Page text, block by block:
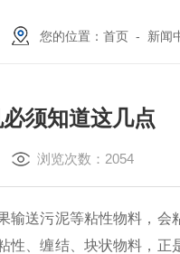
您的位置： 首页 - 新闻
须知道这几点
浏览次数：2054
送污泥等粘性物料，会
、缠结、块状物料，正